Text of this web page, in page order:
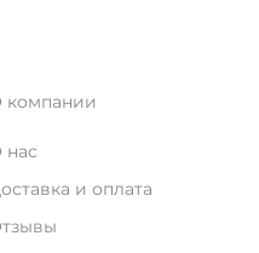
компании
нас
и оплата